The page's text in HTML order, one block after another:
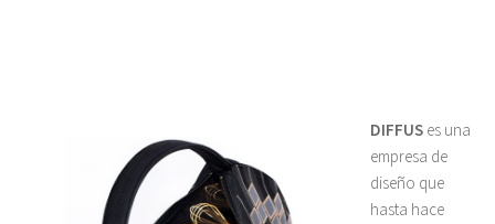
DIFFUS es una
empresa de
diseño que
hasta hace